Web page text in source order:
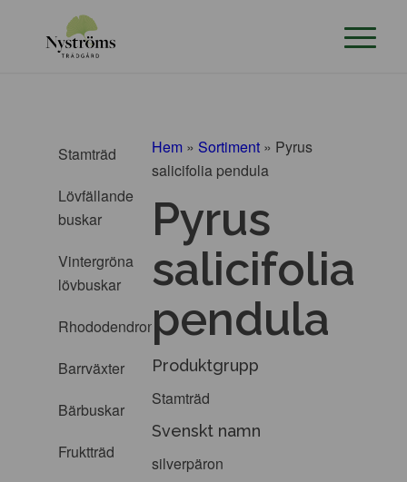
Stamträd
Lövfällande
buskar
Vintergröna
lövbuskar
Rhododendron
Barrväxter
Bärbuskar
Fruktträd
Hem » Sortiment » Pyrus
salicifolia pendula
Pyrus
salicifolia
pendula
Produktgrupp
Stamträd
Svenskt namn
silverpäron